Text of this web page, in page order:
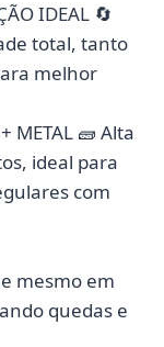
IDEAL 🔄
total, tanto
melhor
+ METAL 🧱 Alta
ideal para
com
mesmo em
quedas e